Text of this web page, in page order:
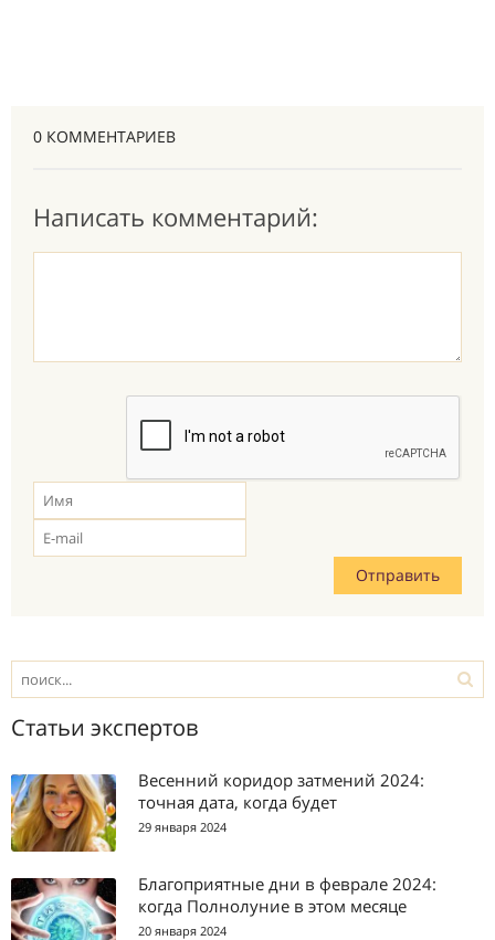
0 КОММЕНТАРИЕВ
Написать комментарий:
Статьи экспертов
Весенний коридор затмений 2024:
точная дата, когда будет
29 января 2024
Благоприятные дни в феврале 2024:
когда Полнолуние в этом месяце
20 января 2024